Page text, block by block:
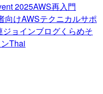
2025AWS再入門
向けAWSテクニカルサポ
ジョインブログくらめそ
Thai